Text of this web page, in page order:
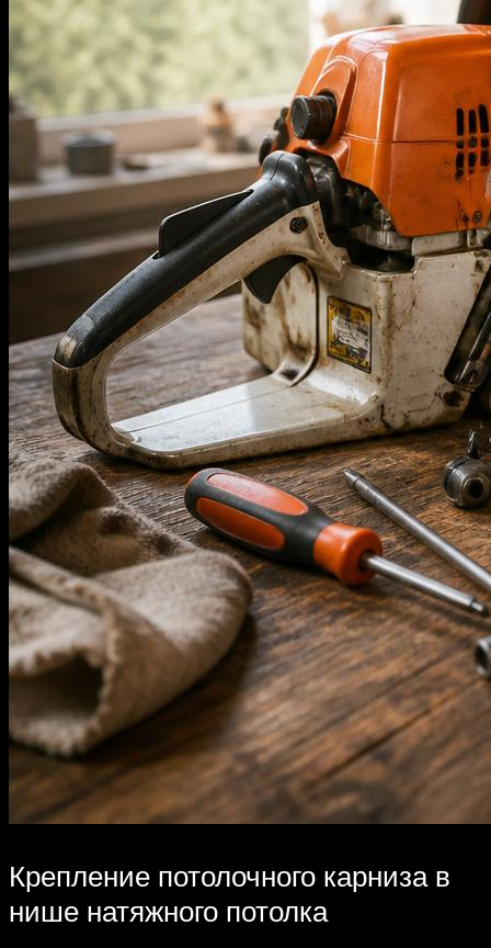
Крепление потолочного карниза в
нише натяжного потолка